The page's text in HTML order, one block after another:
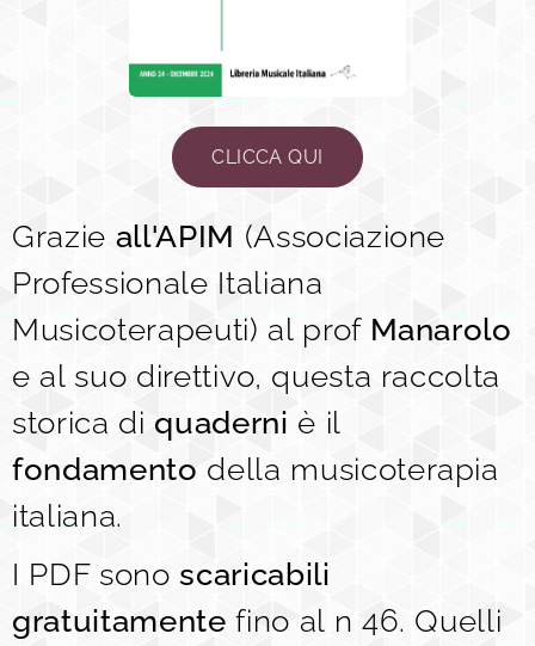
CLICCA QUI
Grazie all'APIM (Associazione
Professionale Italiana
Musicoterapeuti) al prof Manarolo
e al suo direttivo, questa raccolta
storica di quaderni è il
fondamento della musicoterapia
italiana.
I PDF sono scaricabili
gratuitamentefino al n 46. Quelli